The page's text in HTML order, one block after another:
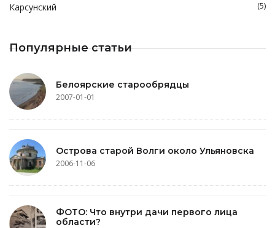
Карсунский (5)
Популярные статьи
Белоярские старообрядцы
2007-01-01
Острова старой Волги около Ульяновска
2006-11-06
ФОТО: Что внутри дачи первого лица
области?